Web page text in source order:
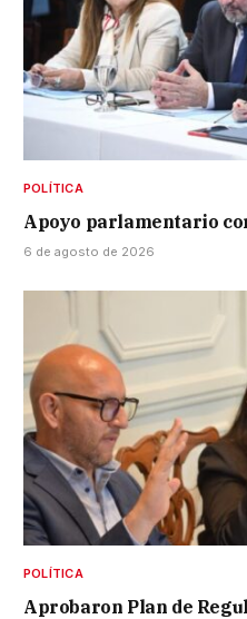
POLÍTICA
Apoyo parlamentario
6 de agosto de 2026
POLÍTICA
Aprobaron Plan de